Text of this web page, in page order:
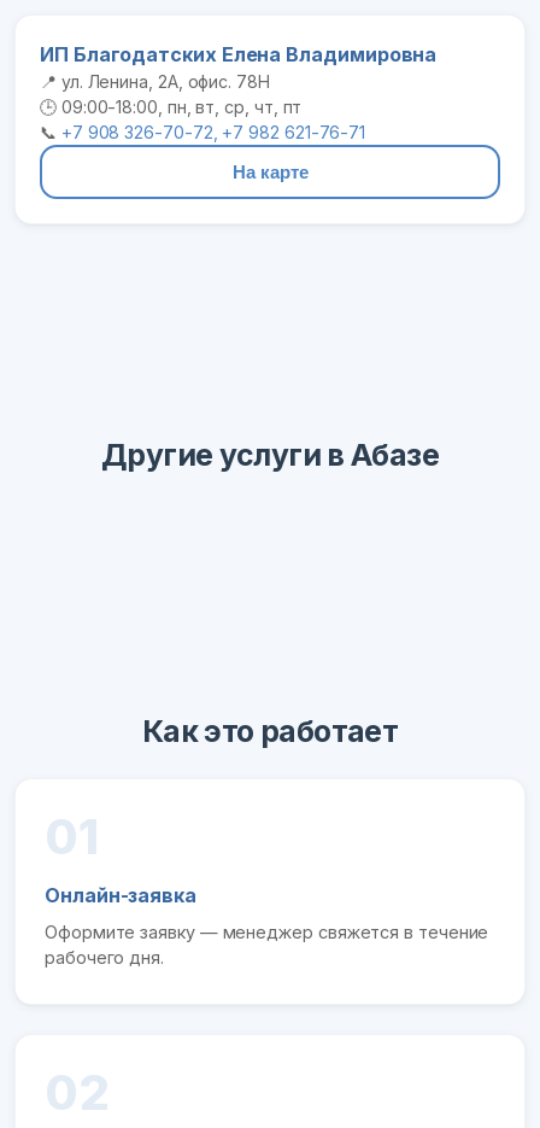
ИП Благодатских Елена Владимировна
📍 ул. Ленина, 2А, офис. 78Н
🕒 09:00-18:00, пн, вт, ср, чт, пт
📞 +7 908 326-70-72, +7 982 621-76-71
На карте
Другие услуги в Абазе
Как это работает
01
Онлайн-заявка
Оформите заявку — менеджер свяжется в течение
рабочего дня.
02